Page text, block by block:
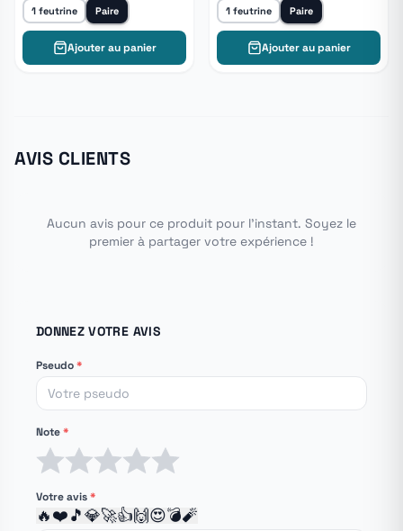
1 feutrine Paire
Ajouter au panier
1 feutrine Paire
Ajouter au panier
AVIS CLIENTS
Aucun avis pour ce produit pour l'instant. Soyez le
premier à partager votre expérience !
DONNEZ VOTRE AVIS
Pseudo*
Note*
Votre avis*
🔥❤️🎵💎🚀👍🙌😍💣🧨